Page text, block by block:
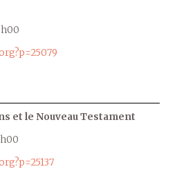
et le Nouveau Testament